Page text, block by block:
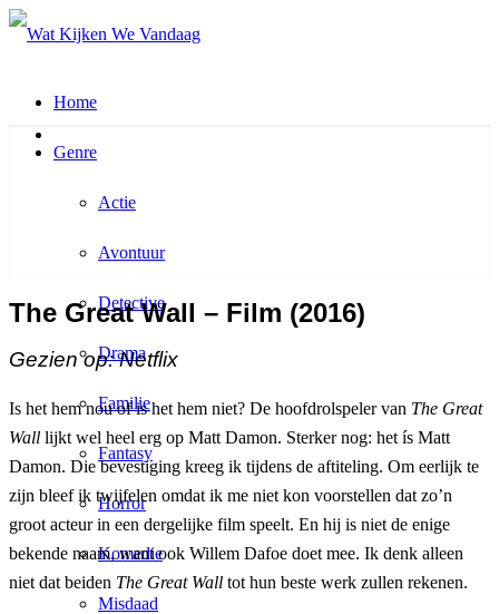
Home
Genre
Actie
Avontuur
Detective
Drama
Familie
Fantasy
Horror
Komedie
Misdaad
The Great Wall – Film (2016)
Gezien op: Netflix
Is het hem nou of is het hem niet? De hoofdrolspeler van The Great
Wall lijkt wel heel erg op Matt Damon. Sterker nog: het ís Matt
Damon. Die bevestiging kreeg ik tijdens de aftiteling. Om eerlijk te
zijn bleef ik twijfelen omdat ik me niet kon voorstellen dat zo’n
groot acteur in een dergelijke film speelt. En hij is niet de enige
bekende naam, want ook Willem Dafoe doet mee. Ik denk alleen
niet dat beiden The Great Wall tot hun beste werk zullen rekenen.